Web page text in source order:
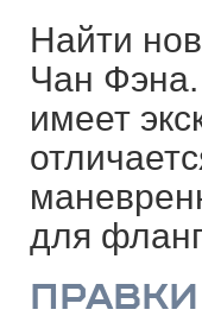
Найти
Чан
имеет
для